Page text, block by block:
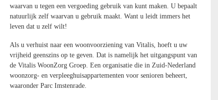
waarvan u tegen een vergoeding gebruik van kunt maken. U bepaalt
natuurlijk zelf waarvan u gebruik maakt. Want u leidt immers het
leven dat u zelf wilt!
Als u verhuist naar een woonvoorziening van Vitalis, hoeft u uw
vrijheid geenszins op te geven. Dat is namelijk het uitgangspunt van
de Vitalis WoonZorg Groep. Een organisatie die in Zuid-Nederland
woonzorg- en verpleeghuisappartementen voor senioren beheert,
waaronder Parc Imstenrade.